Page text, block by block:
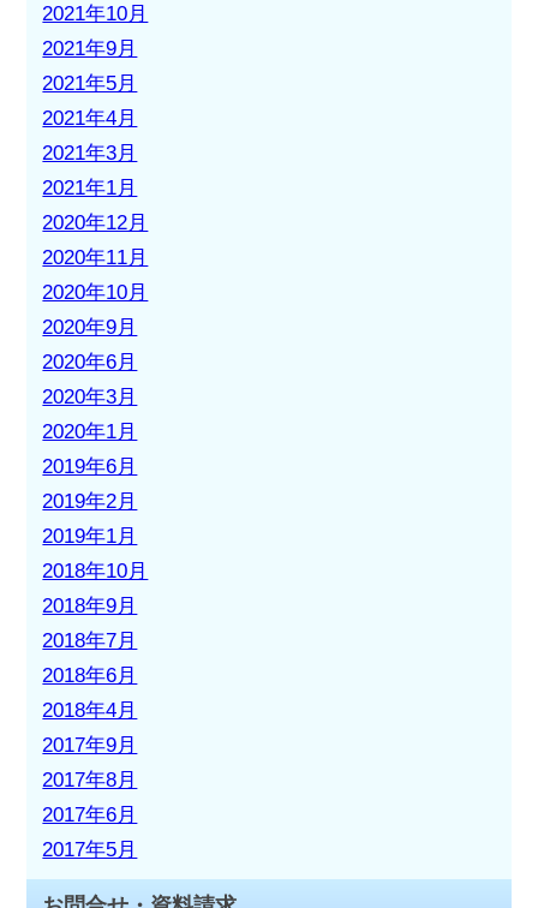
2021年10月
2021年9月
2021年5月
2021年4月
2021年3月
2021年1月
2020年12月
2020年11月
2020年10月
2020年9月
2020年6月
2020年3月
2020年1月
2019年6月
2019年2月
2019年1月
2018年10月
2018年9月
2018年7月
2018年6月
2018年4月
2017年9月
2017年8月
2017年6月
2017年5月